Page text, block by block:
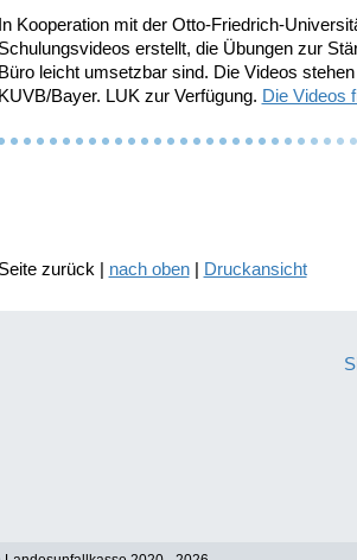
In Kooperation mit der Otto-Friedrich-
Schulungsvideos erstellt, die Übungen zur
Büro leicht um­setzbar sind. Die Videos
KUVB/Bayer. LUK zur Verfügung. Die Videos
Seite zurück | nach oben| Druckansicht